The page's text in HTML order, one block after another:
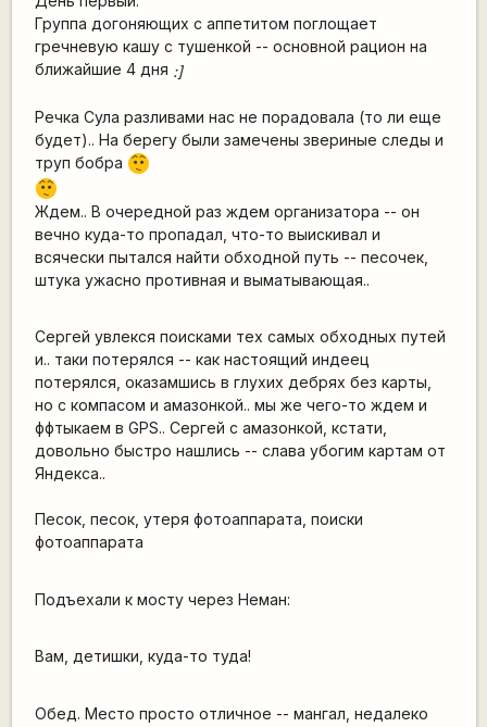
Группа догоняющих с аппетитом поглощает
гречневую кашу с тушенкой -- основной рацион на
ближайшие 4 дня :]
Речка Сула разливами нас не порадовала (то ли еще
будет).. На берегу были замечены звериные следы и
труп бобра :-/
:-/
Ждем.. В очередной раз ждем организатора -- он
вечно куда-то пропадал, что-то выискивал и
всячески пытался найти обходной путь -- песочек,
штука ужасно противная и выматывающая..
Сергей увлекся поисками тех самых обходных путей
и.. таки потерялся -- как настоящий индеец
потерялся, оказамшись в глухих дебрях без карты,
но с компасом и амазонкой.. мы же чего-то ждем и
ффтыкаем в GPS.. Сергей с амазонкой, кстати,
довольно быстро нашлись -- слава убогим картам от
Яндекса..
Песок, песок, утеря фотоаппарата, поиски
фотоаппарата
Подъехали к мосту через Неман:
Вам, детишки, куда-то туда!
Обед. Место просто отличное -- мангал, недалеко